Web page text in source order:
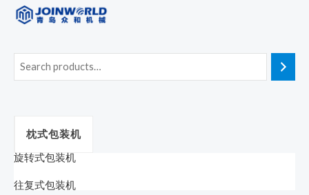
枕式包装机
旋转式包装机
往复式包装机